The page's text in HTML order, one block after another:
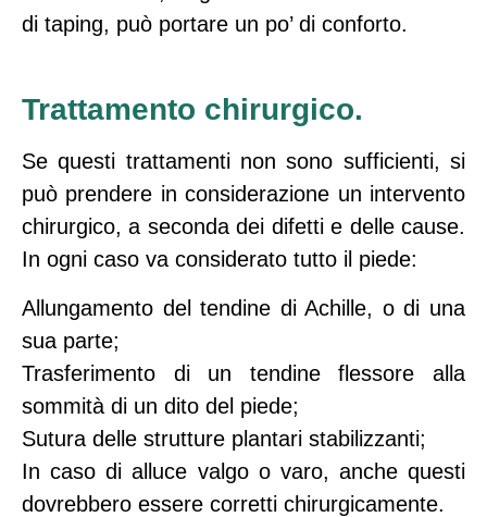
di taping, può portare un po’ di conforto.
Trattamento chirurgico.
Se questi trattamenti non sono sufficienti, si
può prendere in considerazione un intervento
chirurgico, a seconda dei difetti e delle cause.
In ogni caso va considerato tutto il piede:
Allungamento del tendine di Achille, o di una
sua parte;
Trasferimento di un tendine flessore alla
sommità di un dito del piede;
Sutura delle strutture plantari stabilizzanti;
In caso di alluce valgo o varo, anche questi
dovrebbero essere corretti chirurgicamente.